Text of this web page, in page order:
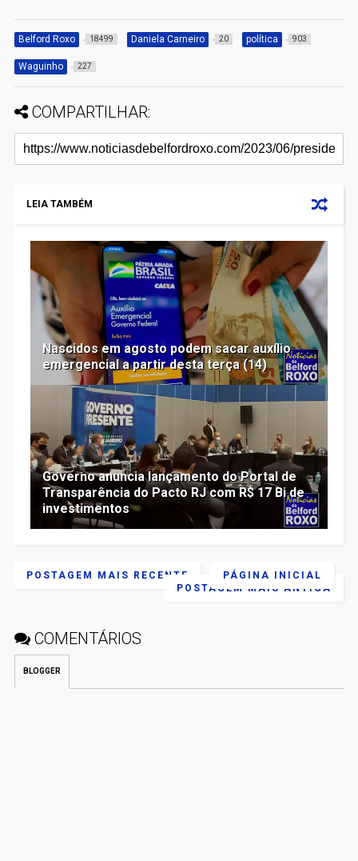
Belford Roxo 18499 Daniela Carneiro 20 política 903
Waguinho 227
COMPARTILHAR:
LEIA TAMBÉM
Nascidos em agosto podem sacar auxílio
emergencial a partir desta terça (14)
Governo anuncia lançamento do Portal de
Transparência do Pacto RJ com R$ 17 Bi de
investimentos
POSTAGEM MAIS RECENTE
POSTAGEM MAIS ANTIGA
PÁGINA INICIAL
COMENTÁRIOS
BLOGGER